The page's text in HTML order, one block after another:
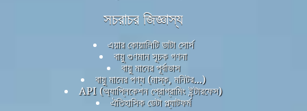
সচরাচর জিজ্ঞাস্য
এয়ার কোয়ালিটি ডাটা সোর্স
বায়ু গুণমান সূচক গণনা
বায়ু মানের পূর্বাভাস
বায়ু মানের পণ্য (মাস্ক, মনিটর...)
API (অ্যাপ্লিকেশন প্রোগ্রামিং ইন্টারফেস)
ঐতিহাসিক ডেটা প্ল্যাটফর্ম